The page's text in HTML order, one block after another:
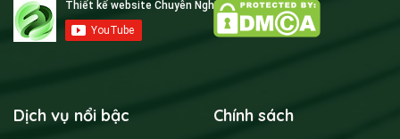
Dịch vụ nổi bậc Chính sách